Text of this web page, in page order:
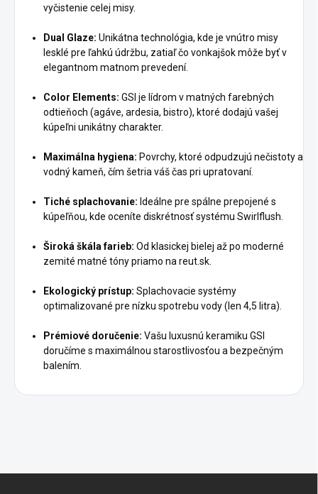
vyčistenie celej misy.
Dual Glaze: Unikátna technológia, kde je vnútro misy
lesklé pre ľahkú údržbu, zatiaľ čo vonkajšok môže byť v
elegantnom matnom prevedení.
Color Elements: GSI je lídrom v matných farebných
odtieňoch (agáve, ardesia, bistro), ktoré dodajú vašej
kúpeľni unikátny charakter.
Maximálna hygiena: Povrchy, ktoré odpudzujú nečistoty a
vodný kameň, čím šetria váš čas pri upratovaní.
Tiché splachovanie: Ideálne pre spálne prepojené s
kúpeľňou, kde oceníte diskrétnosť systému Swirlflush.
Široká škála farieb: Od klasickej bielej až po moderné
zemité matné tóny priamo na reut.sk.
Ekologický prístup: Splachovacie systémy
optimalizované pre nízku spotrebu vody (len 4,5 litra).
Prémiové doručenie: Vašu luxusnú keramiku GSI
doručíme s maximálnou starostlivosťou a bezpečným
balením.